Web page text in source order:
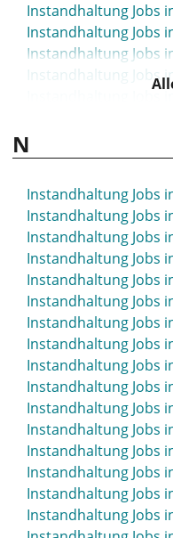
Instandhaltung Jobs
Instandhaltung Jobs
Instandhaltung Jobs
Instandhaltung Jobs
Instandhaltung Jobs
Instandhaltung Jobs
Instandhaltung Jobs
Instandhaltung Jobs
Instandhaltung Jobs
Instandhaltung Jobs
Instandhaltung Jobs
Instandhaltung Jobs
Instandhaltung Jobs
Instandhaltung Jobs
Instandhaltung Jobs
Instandhaltung Jobs
Instandhaltung Jobs
N
Instandhaltung Jobs
Instandhaltung Jobs
Instandhaltung Jobs
Instandhaltung Jobs
Instandhaltung Jobs
Instandhaltung Jobs
Instandhaltung Jobs
Instandhaltung Jobs
Instandhaltung Jobs
Instandhaltung Jobs
Instandhaltung Jobs
Instandhaltung Jobs
Instandhaltung Jobs
Instandhaltung Jobs
Instandhaltung Jobs
Instandhaltung Jobs